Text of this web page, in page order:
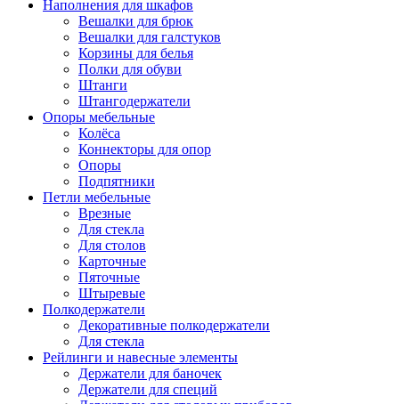
Наполнения для шкафов
Вешалки для брюк
Вешалки для галстуков
Корзины для белья
Полки для обуви
Штанги
Штангодержатели
Опоры мебельные
Колёса
Коннекторы для опор
Опоры
Подпятники
Петли мебельные
Врезные
Для стекла
Для столов
Карточные
Пяточные
Штыревые
Полкодержатели
Декоративные полкодержатели
Для стекла
Рейлинги и навесные элементы
Держатели для баночек
Держатели для специй